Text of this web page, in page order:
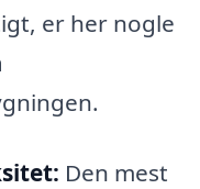
er her nogle
Den mest